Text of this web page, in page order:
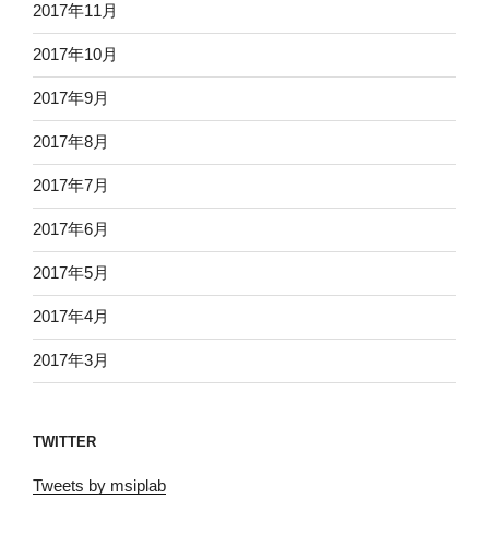
2017年11月
2017年10月
2017年9月
2017年8月
2017年7月
2017年6月
2017年5月
2017年4月
2017年3月
TWITTER
Tweets by msiplab